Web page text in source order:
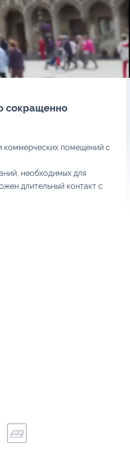
сокращенно
коммерческих помещений с
необходимых для
длительный контакт с